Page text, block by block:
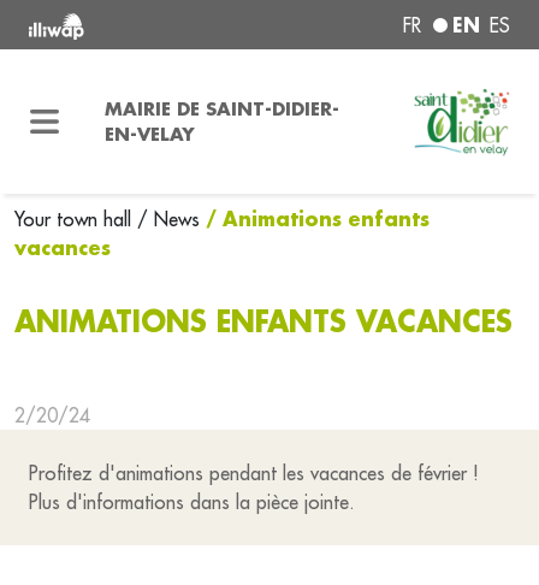
FR EN ES
MAIRIE DE SAINT-DIDIER-
EN-VELAY
Your town hall / News / Animations enfants
vacances
ANIMATIONS ENFANTS VACANCES
2/20/24
Profitez d'animations pendant les vacances de février !
Plus d'informations dans la pièce jointe.